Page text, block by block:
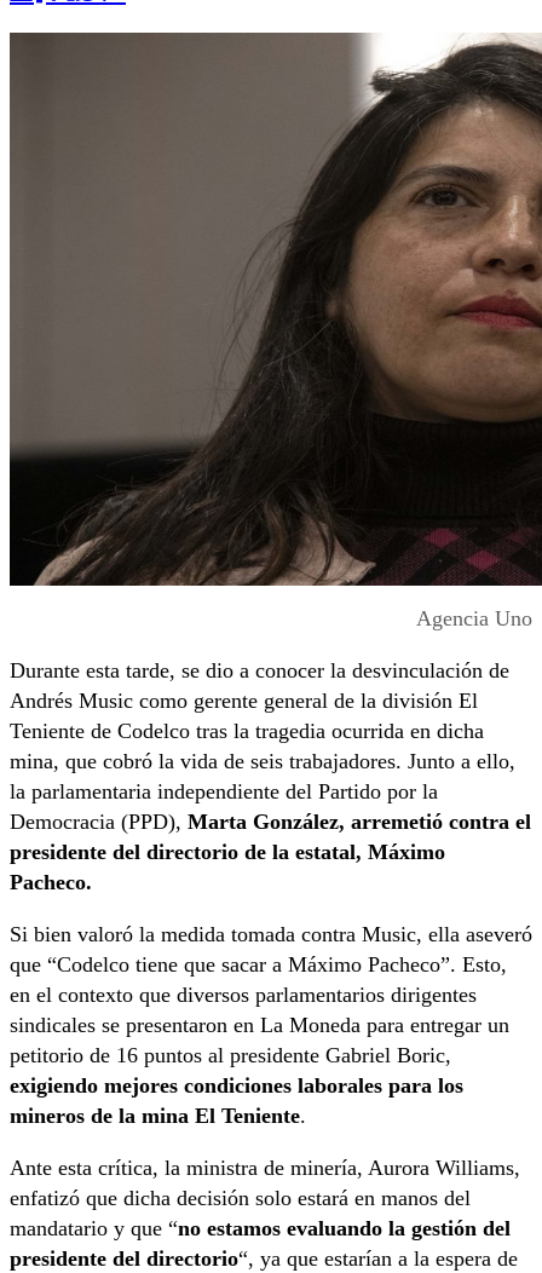
Agencia Uno
Durante esta tarde, se dio a conocer la desvinculación de
Andrés Music como gerente general de la división El
Teniente de Codelco tras la tragedia ocurrida en dicha
mina, que cobró la vida de seis trabajadores. Junto a ello,
la parlamentaria independiente del Partido por la
Democracia (PPD), Marta González, arremetió contra el
presidente del directorio de la estatal, Máximo
Pacheco.
Si bien valoró la medida tomada contra Music, ella aseveró
que “Codelco tiene que sacar a Máximo Pacheco”. Esto,
en el contexto que diversos parlamentarios dirigentes
sindicales se presentaron en La Moneda para entregar un
petitorio de 16 puntos al presidente Gabriel Boric,
exigiendo mejores condiciones laborales para los
mineros de la mina El Teniente.
Ante esta crítica, la ministra de minería, Aurora Williams,
enfatizó que dicha decisión solo estará en manos del
mandatario y que “no estamos evaluando la gestión del
presidente del directorio“, ya que estarían a la espera de